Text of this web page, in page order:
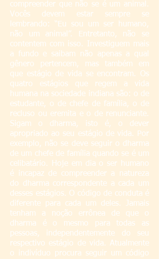
compreender que não se é um animal.
Vocês devem estar sempre se
lembrando: “Eu sou um ser humano,
não um animal”. Entretanto, não se
contentem com isso. Investiguem mais
a fundo e saibam não apenas a qual
gênero pertencem, mas também em
que estágio de vida se encontram. Os
quatro estágios que regem a vida
humana na sociedade indiana são: o de
estudante, o de chefe de família, o de
recluso ou eremita e o de renunciante.
Sigam o dharma, isto é, o dever
apropriado ao seu estágio de vida. Por
exemplo, não se deve seguir o dharma
de um chefe de família quando se é um
celibatário. Hoje em dia o ser humano
é incapaz de compreender a natureza
do dharma correspondente a cada um
desses estágios. O código de conduta é
diferente para cada um deles. Jamais
tenham a noção errônea de que o
dharma é o mesmo para todas as
pessoas, independentemente do seu
respectivo estágio de vida. Atualmente
o indivíduo procura seguir um código